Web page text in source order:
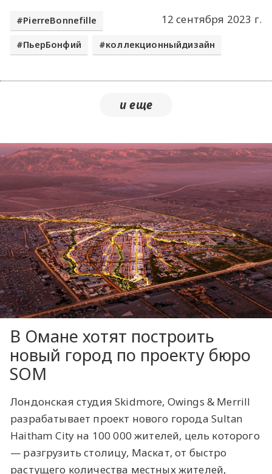
12 сентября 2023 г.
PierreBonnefille
ПьерБонфий коллекционныйдизайн
В Омане хотят построить
новый город по проекту бюро
SOM
Лондонская студия Skidmore, Owings & Merrill
разрабатывает проект нового города Sultan
Haitham City на 100 000 жителей, цель которого
— разгрузить столицу, Маскат, от быстро
растущего количества местных жителей,